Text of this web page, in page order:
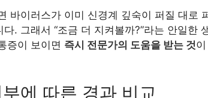
바이러스가 이미 신경계 깊숙이 퍼질 대로
. 그래서 “조금 더 지켜볼까?”라는 안일한
증이 보이면 즉시 전문가의 도움을 받는 것
에 따른 경과 비교